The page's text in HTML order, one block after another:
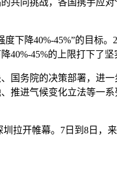
降40%-45%”的目标。
40%-45%的上限打下了坚
务院的决策部署，进一
推进气候变化立法等一
拉开帷幕。7日到8日，